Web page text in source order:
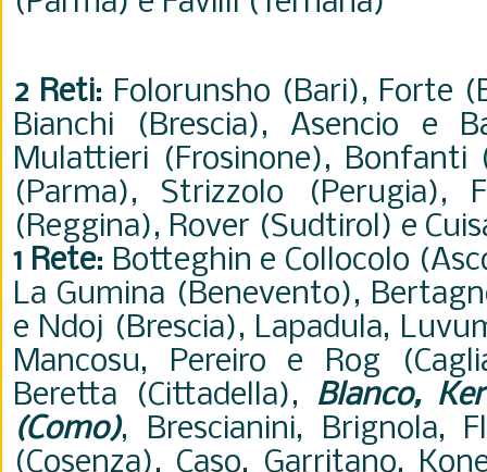
2 Reti: Folorunsho (Bari), Forte
Bianchi (Brescia), Asencio e
Mulattieri (Frosinone), Bonfanti
(Parma), Strizzolo (Perugia),
(Reggina), Rover (Sudtirol) e
1 Rete: Botteghin e Collocolo
La Gumina (Benevento),
e Ndoj (Brescia), Lapadula,
Mancosu, Pereiro e Rog
Beretta (Cittadella), Blanco,
(Como), Brescianini, Brignola,
(Cosenza), Caso, Garritano,